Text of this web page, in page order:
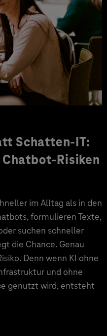
Schatten-IT:
Risiken
im Alltag als in den
formulieren Texte,
suchen schneller
die Chance. Genau
Denn wenn KI ohne
und ohne
genutzt wird, entsteht